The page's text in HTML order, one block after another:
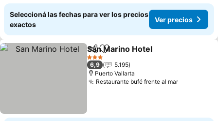
Seleccioná las fechas para ver los precios
exactos
Ver precios
CompartirAñadir a favoritos
San Marino Hotel
3 Estrellas
6,9
5.195
Puerto Vallarta
Restaurante bufé frente al mar